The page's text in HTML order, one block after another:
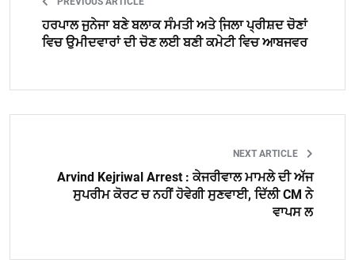
ਹਰਪਾਲ ਜੁਨੇਜਾ ਬਣੇ ਬਲਾਕ ਸੰਮਤੀ ਅਤੇ ਜਿ਼ਲਾ ਪ੍ਰੀਸ਼ਦ ਚੋਣਾਂ
ਵਿਚ ਉਮੀਦਵਾਰਾਂ ਦੀ ਚੋਣ ਲਈ ਬਣੀ ਕਮੇਟੀ ਵਿਚ ਆਬਜਵਰ
NEXT ARTICLE
Arvind Kejriwal Arrest : ਕੇਜਰੀਵਾਲ ਮਾਮਲੇ ਦੀ ਅੱਜ
ਸੁਪਰੀਮ ਕੋਰਟ ਚ ਨਹੀਂ ਹੋਵੇਗੀ ਸੁਣਵਾਈ, ਦਿੱਲੀ CM ਨੇ
ਵਾਪਸ ਲ